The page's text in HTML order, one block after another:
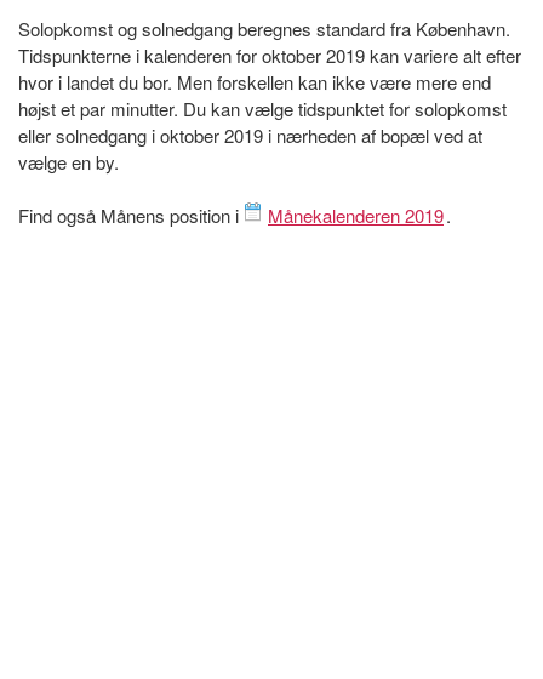
Solopkomst og solnedgang beregnes standard fra København.
Tidspunkterne i kalenderen for oktober 2019 kan variere alt efter
hvor i landet du bor. Men forskellen kan ikke være mere end
højst et par minutter. Du kan vælge tidspunktet for solopkomst
eller solnedgang i oktober 2019 i nærheden af bopæl ved at
vælge en by.
Find også Månens position i Månekalenderen 2019.